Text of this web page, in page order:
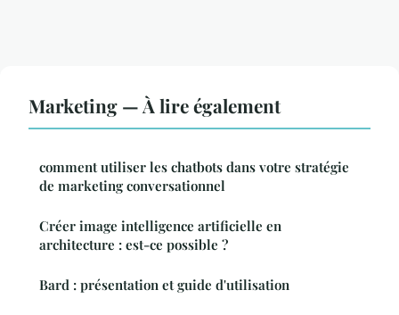
Marketing — À lire également
comment utiliser les chatbots dans votre stratégie
de marketing conversationnel
Créer image intelligence artificielle en
architecture : est-ce possible ?
Bard : présentation et guide d'utilisation